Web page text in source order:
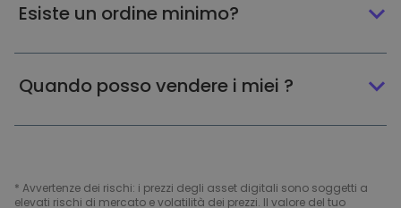
Esiste un ordine minimo?
Quando posso vendere i miei ?
* Avvertenze dei rischi: i prezzi degli asset digitali sono soggetti a
elevati rischi di mercato e volatilità dei prezzi. Il valore del tuo